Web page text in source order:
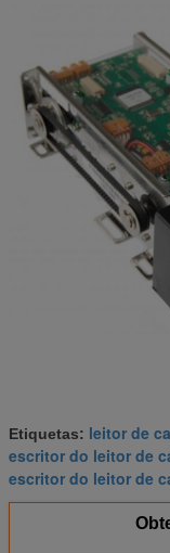
Etiquetas: leitor de
escritor do leitor de
escritor do leitor de